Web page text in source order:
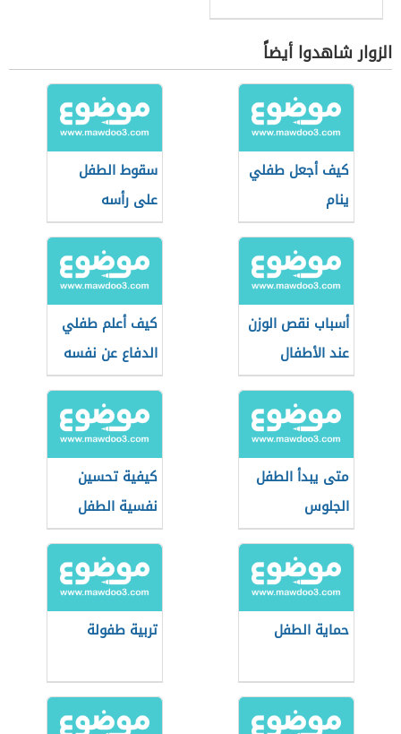
الزوار شاهدوا أيضاً
كيف أجعل طفلي
ينام
سقوط الطفل
على رأسه
أسباب نقص الوزن
عند الأطفال
كيف أعلم طفلي
الدفاع عن نفسه
متى يبدأ الطفل
الجلوس
كيفية تحسين
نفسية الطفل
حماية الطفل تربية طفولة